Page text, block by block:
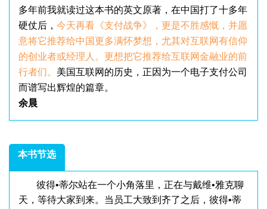
多年前我就读过这本书的英文原著，在中国打了十多年
硬仗后， 今天再看《支付战争》，更是不胜感慨，并愿
意将它推荐给中国更多满怀梦想，尤其对互联网有信仰
的创业者或经理人。更想把它推荐给互联网金融业的前
行者们。 美国互联网的历史，正因为一个电子支付公司
而谱写出辉煌的篇章。
余晨
本书节选
彼得•蒂尔站在一个小角落里，正在与戴维•雅克聊
天，等待大家到来。当员工大致到齐了之后，彼得•蒂